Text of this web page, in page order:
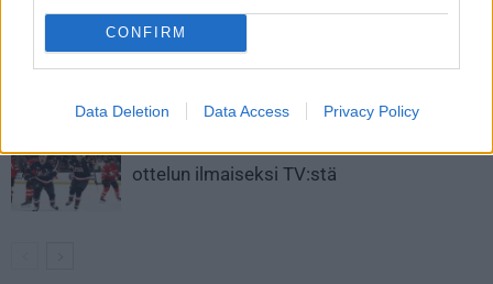
CONFIRM
Data Deletion Data Access Privacy Policy
Venäläisveskari sekosi Suomen 2.
divisioonassa – sai samasta tilanteesta
Kanada – USA klo 15:10 – näin katsot
ottelun ilmaiseksi TV:stä